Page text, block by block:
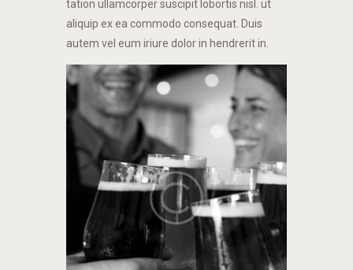
tation ullamcorper suscipit lobortis nisl. ut
aliquip ex ea commodo consequat. Duis
autem vel eum iriure dolor in hendrerit in.